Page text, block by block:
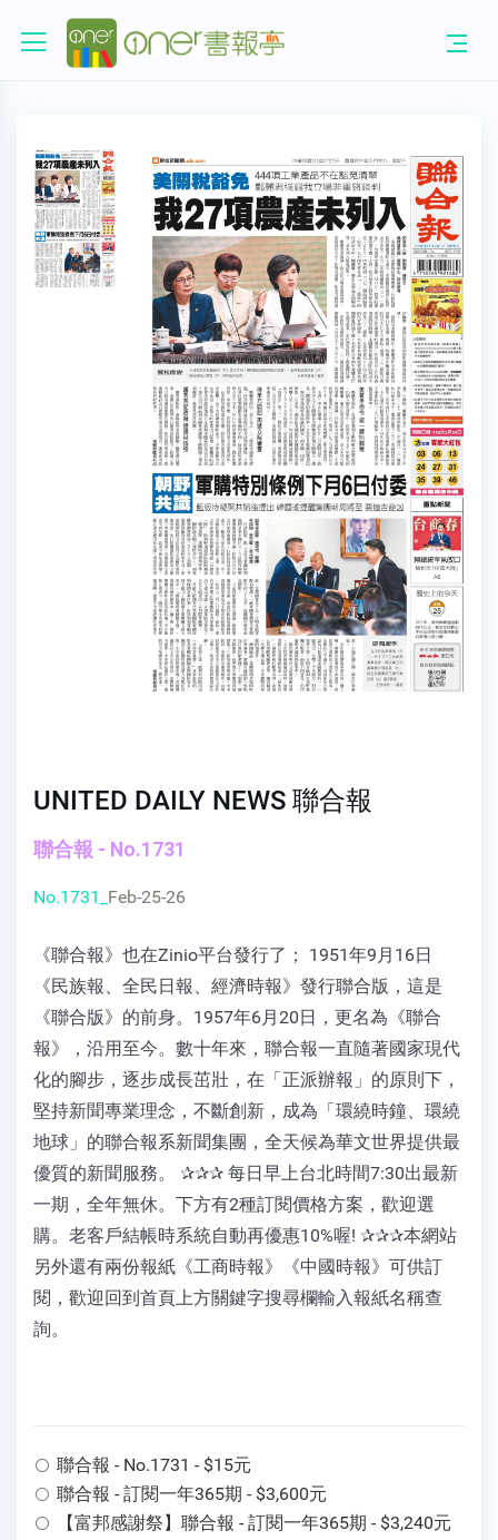
UNITED DAILY NEWS 聯合報
聯合報 - No.1731
No.1731_ Feb-25-26
《聯合報》也在Zinio平台發行了； 1951年9月16日
《民族報、全民日報、經濟時報》發行聯合版，這是
《聯合版》的前身。1957年6月20日，更名為《聯合
報》，沿用至今。數十年來，聯合報一直隨著國家現代
化的腳步，逐步成長茁壯，在「正派辦報」的原則下，
堅持新聞專業理念，不斷創新，成為「環繞時鐘、環繞
地球」的聯合報系新聞集團，全天候為華文世界提供最
優質的新聞服務。 ✰✰✰ 每日早上台北時間7:30出最新
一期，全年無休。下方有2種訂閱價格方案，歡迎選
購。老客戶結帳時系統自動再優惠10%喔! ✰✰✰本網站
另外還有兩份報紙《工商時報》《中國時報》可供訂
閱，歡迎回到首頁上方關鍵字搜尋欄輸入報紙名稱查
詢。
聯合報 - No.1731 - $15元
聯合報 - 訂閱一年365期 - $3,600元
【富邦感謝祭】聯合報 - 訂閱一年365期 - $3,240元